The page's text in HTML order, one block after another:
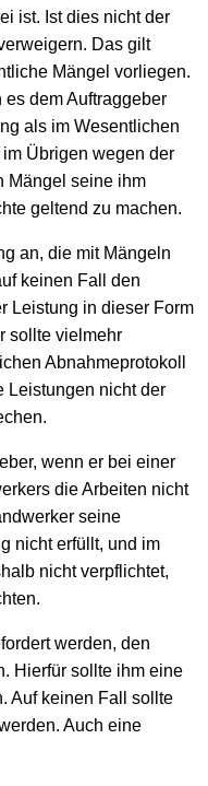
ist. Ist dies nicht der
Das gilt
Mängel vorliegen.
dem Auftraggeber
als im Wesentlichen
Übrigen wegen der
Mängel seine ihm
geltend zu machen.
an, die mit Mängeln
keinen Fall den
Leistung in dieser Form
sollte vielmehr
Abnahmeprotokoll
Leistungen nicht der
wenn er bei einer
die Arbeiten nicht
seine
nicht erfüllt, und im
nicht verpflichtet,
werden, den
Hierfür sollte ihm eine
Auf keinen Fall sollte
Auch eine